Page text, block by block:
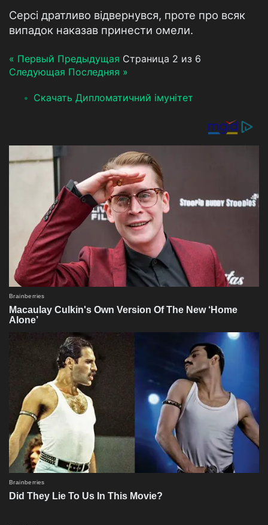
Серсі дратливо відвернувся, проте про всяк
випадок наказав принести омели.
« Первый Предыдущая Страница 2 из 6
Следующая Последняя »
Скачать Дипломатичний імунітет